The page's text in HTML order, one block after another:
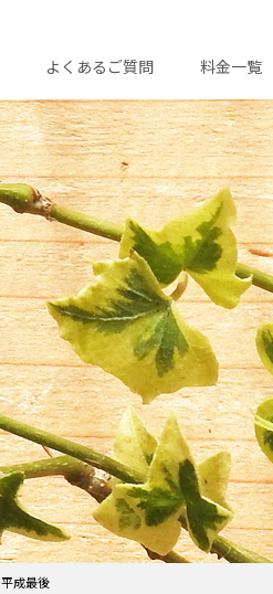
よくあるご質問 料金一覧
平成最後